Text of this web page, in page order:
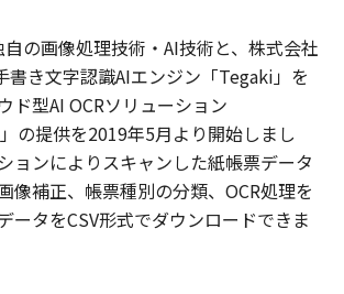
の画像処理技術・AI技術と、株式会社
書き文字認識AIエンジン「Tegaki」を
ド型AI OCRソリューション
の提供を2019年5月より開始しまし
ョンによりスキャンした紙帳票データ
像補正、帳票種別の分類、OCR処理を
ータをCSV形式でダウンロードできま